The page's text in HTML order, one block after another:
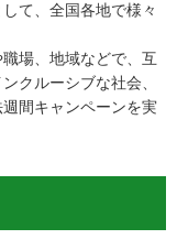
て、全国各地で様々
場、地域などで、互
クルーシブな社会、
間キャンペーンを実